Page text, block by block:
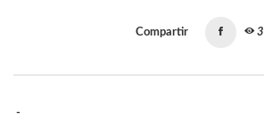
Compartir 3
-